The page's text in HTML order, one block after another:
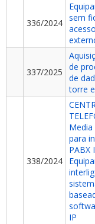
336/2024 sem
337/2025
de
de
torre
338/2024
Media
para
PABX
IP